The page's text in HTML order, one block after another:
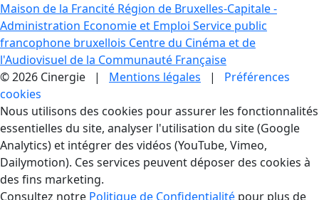
Maison de la Francité Région de Bruxelles-Capitale -
Administration Economie et Emploi Service public
francophone bruxellois Centre du Cinéma et de
l'Audiovisuel de la Communauté Française
© 2026 Cinergie | Mentions légales | Préférences
cookies
Gestion des Cookies
Nous utilisons des cookies pour assurer les fonctionnalités
essentielles du site, analyser l'utilisation du site (Google
Analytics) et intégrer des vidéos (YouTube, Vimeo,
Dailymotion). Ces services peuvent déposer des cookies à
des fins marketing.
Consultez notre Politique de Confidentialité pour plus de